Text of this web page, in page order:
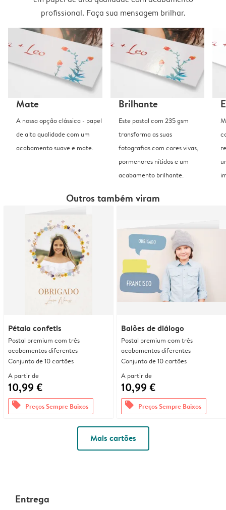
profissional. Faça sua mensagem brilhar.
Mate
A nossa opção clássica - papel
de alta qualidade com um
acabamento suave e mate.
Brilhante
Este postal com 235 gsm
transforma as suas
fotografias com cores vivas,
pormenores nítidos e um
acabamento brilhante.
Outros também viram
Pétala confetis
Postal premium com três
acabamentos diferentes
Conjunto de 10 cartões
A partir de
10,99 €
offers Preços Sempre Baixos
Balões de diálogo
Postal premium com três
acabamentos diferentes
Conjunto de 10 cartões
A partir de
10,99 €
offers Preços Sempre Baixos
Mais cartões
Entrega